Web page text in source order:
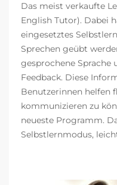
Das meist verkaufte
English Tutor). Dabei
eingesetztes
Sprechen geübt
gesprochene Sprache
Feedback. Diese
Benutzerinnen helfen
kommunizieren zu
neueste Programm.
Selbstlernmodus,